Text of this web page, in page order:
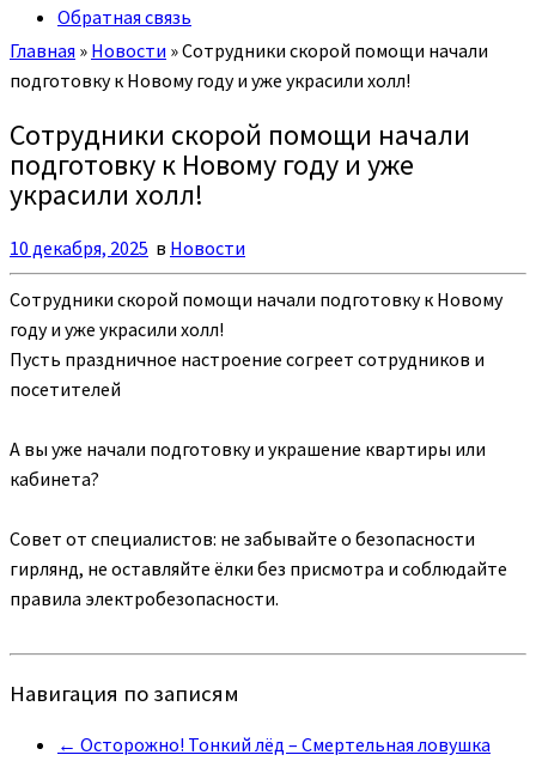
Обратная связь
Главная » Новости »Сотрудники скорой помощи начали
подготовку к Новому году и уже украсили холл!
Сотрудники скорой помощи начали
подготовку к Новому году и уже
украсили холл!
10 декабря, 2025 в Новости
Сотрудники скорой помощи начали подготовку к Новому
году и уже украсили холл!
Пусть праздничное настроение согреет сотрудников и
посетителей
А вы уже начали подготовку и украшение квартиры или
кабинета?
Совет от специалистов: не забывайте о безопасности
гирлянд, не оставляйте ёлки без присмотра и соблюдайте
правила электробезопасности.
Навигация по записям
← Осторожно! Тонкий лёд – Смертельная ловушка